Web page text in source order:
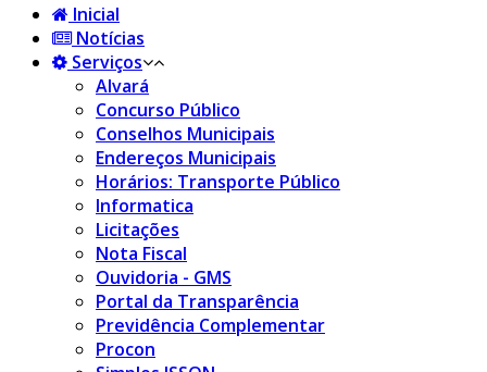
Inicial
Notícias
Serviços
Alvará
Concurso Público
Conselhos Municipais
Endereços Municipais
Horários: Transporte Público
Informatica
Licitações
Nota Fiscal
Ouvidoria - GMS
Portal da Transparência
Previdência Complementar
Procon